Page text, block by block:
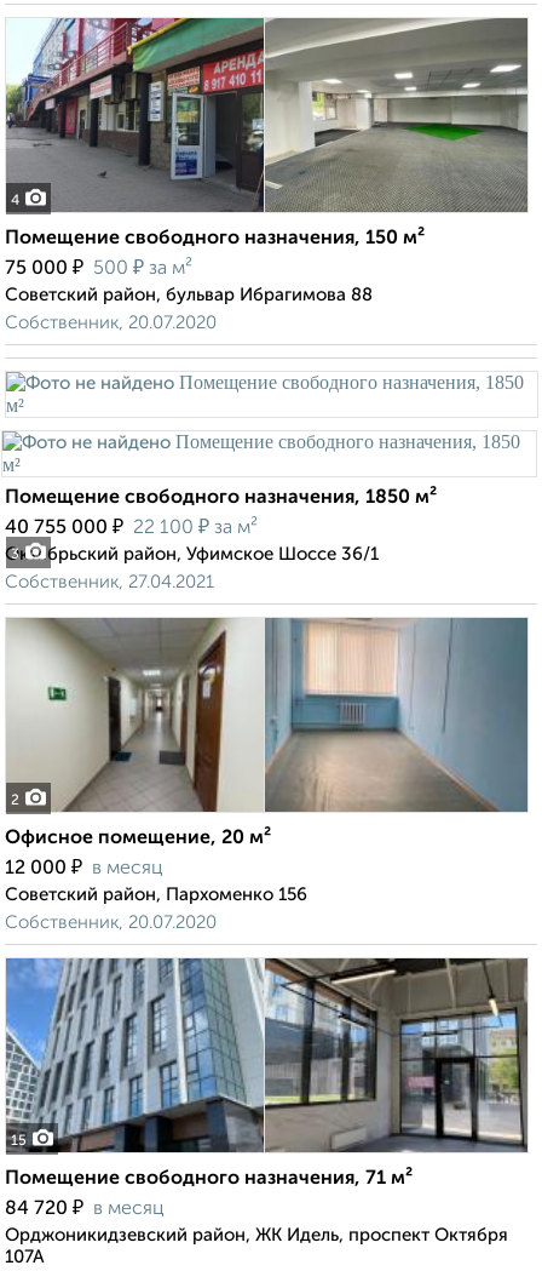
4
Помещение свободного назначения, 150 м²
75 000 ₽ 500 ₽ за м²
Советский район, бульвар Ибрагимова 88
Собственник, 20.07.2020
3
Помещение свободного назначения, 1850 м²
40 755 000 ₽ 22 100 ₽ за м²
Октябрьский район, Уфимское Шоссе 36/1
Собственник, 27.04.2021
2
Офисное помещение, 20 м²
12 000 ₽ в месяц
Советский район, Пархоменко 156
Собственник, 20.07.2020
15
Помещение свободного назначения, 71 м²
84 720 ₽ в месяц
Орджоникидзевский район, ЖК Идель, проспект Октября
107А